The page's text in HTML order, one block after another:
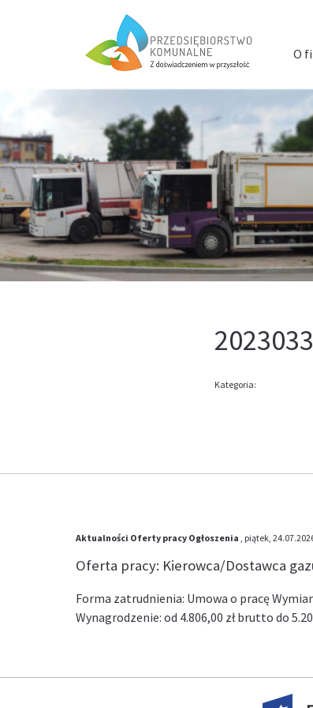
O
Kategoria:
Aktualności Oferty pracy Ogłoszenia , piątek,
Oferta pracy: Kierowca/Dostawca
Forma zatrudnienia: Umowa o pracę
Wynagrodzenie: od 4.806,00 zł brutto do